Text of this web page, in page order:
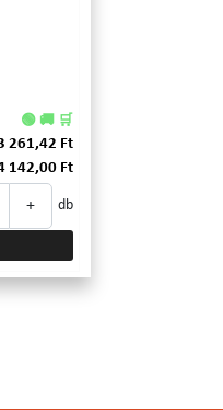
🟢 🚚 🛒
261,42 Ft
142,00 Ft
+ db